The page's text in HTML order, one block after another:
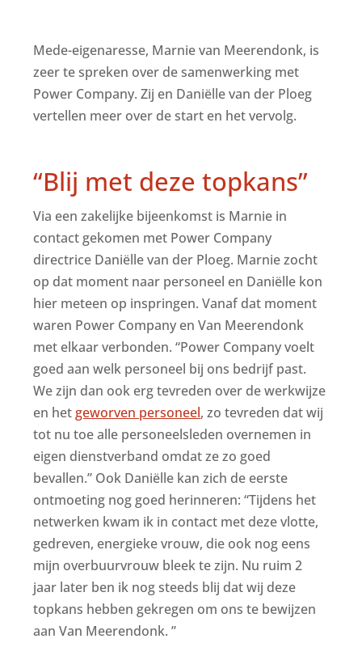
Mede-eigenaresse, Marnie van Meerendonk, is
zeer te spreken over de samenwerking met
Power Company. Zij en Daniëlle van der Ploeg
vertellen meer over de start en het vervolg.
“Blij met deze topkans”
Via een zakelijke bijeenkomst is Marnie in
contact gekomen met Power Company
directrice Daniëlle van der Ploeg. Marnie zocht
op dat moment naar personeel en Daniëlle kon
hier meteen op inspringen. Vanaf dat moment
waren Power Company en Van Meerendonk
met elkaar verbonden. “Power Company voelt
goed aan welk personeel bij ons bedrijf past.
We zijn dan ook erg tevreden over de werkwijze
en hetgeworven personeel, zo tevreden dat wij
tot nu toe alle personeelsleden overnemen in
eigen dienstverband omdat ze zo goed
bevallen.” Ook Daniëlle kan zich de eerste
ontmoeting nog goed herinneren: “Tijdens het
netwerken kwam ik in contact met deze vlotte,
gedreven, energieke vrouw, die ook nog eens
mijn overbuurvrouw bleek te zijn. Nu ruim 2
jaar later ben ik nog steeds blij dat wij deze
topkans hebben gekregen om ons te bewijzen
aan Van Meerendonk. ”